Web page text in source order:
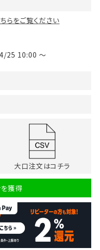
らをご覧ください
25 10:00〜
大口注文はコチラ
獲得